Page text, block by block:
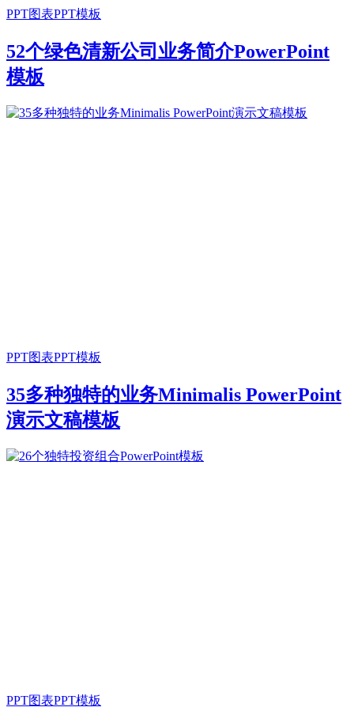
PPT图表PPT模板
52个绿色清新公司业务简介PowerPoint
模板
PPT图表PPT模板
35多种独特的业务Minimalis PowerPoint
演示文稿模板
PPT图表PPT模板